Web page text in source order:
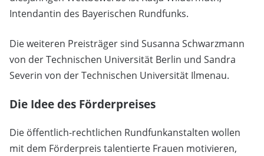
Intendantin des Bayerischen Rundfunks.
Die weiteren Preisträger sind Susanna Schwarzmann
von der Technischen Universität Berlin und Sandra
Severin von der Technischen Universität Ilmenau.
Die Idee des Förderpreises
Die öffentlich-rechtlichen Rundfunkanstalten wollen
mit dem Förderpreis talentierte Frauen motivieren,